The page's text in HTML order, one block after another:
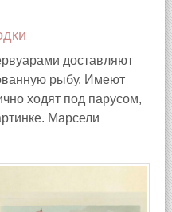
доставляют
рыбу. Имеют
ходят под парусом,
Марсели